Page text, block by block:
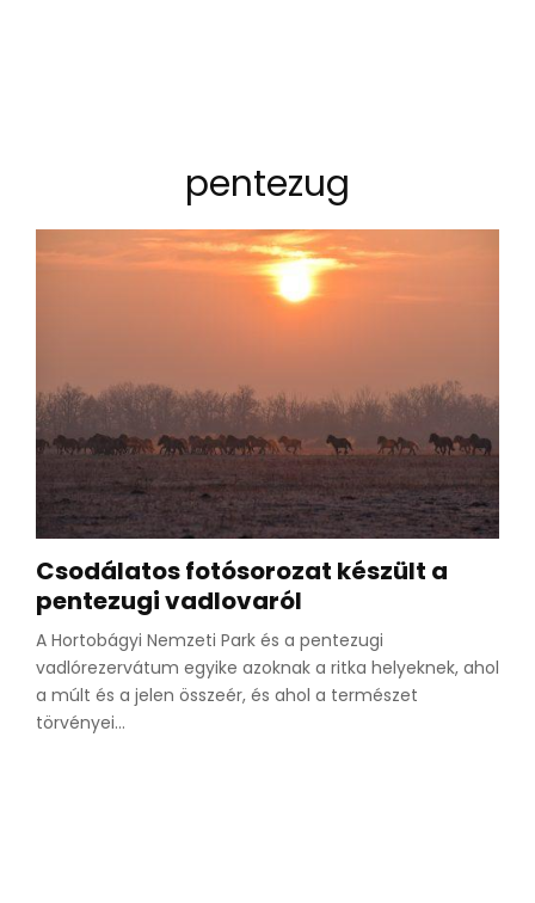
pentezug
Csodálatos fotósorozat készült a
pentezugi vadlovaról
A Hortobágyi Nemzeti Park és a pentezugi
vadlórezervátum egyike azoknak a ritka helyeknek, ahol
a múlt és a jelen összeér, és ahol a természet
törvényei...